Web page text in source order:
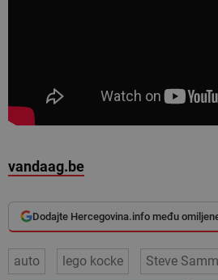
vandaag.be
Dodajte Hercegovina.info među
auto lego kocke Steve